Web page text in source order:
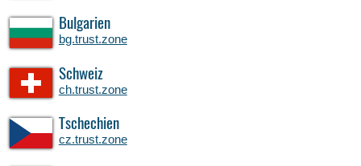
Bulgarien
bg.trust.zone
Schweiz
ch.trust.zone
Tschechien
cz.trust.zone